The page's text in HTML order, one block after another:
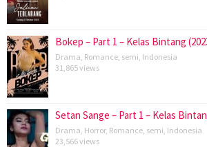
Bokep – Part 1 – Kelas Bintang
Drama Romance semi Indonesia
31,865 views
Setan Sange – Part 1 – Kelas
Drama Horror, Romance semi Indonesia
23,566 views